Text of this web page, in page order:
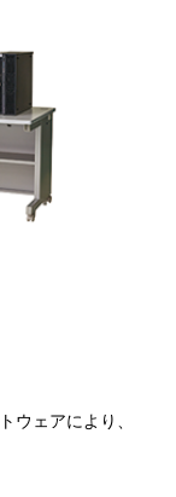
ウェアにより、